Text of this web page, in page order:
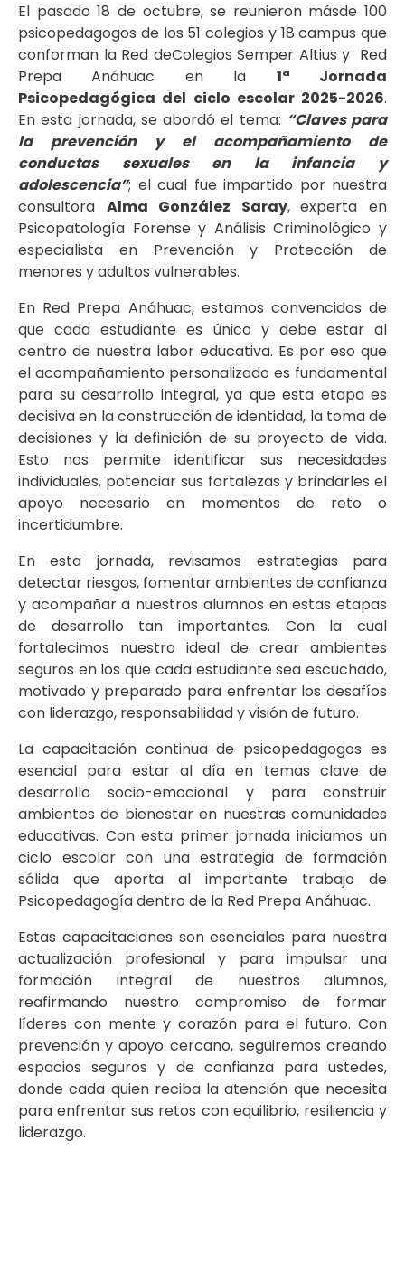
El pasado 18 de octubre, se reunieron másde 100
psicopedagogos de los 51 colegios y 18 campus que
conforman la Red deColegios Semper Altius y Red
Prepa Anáhuac en la 1ª Jornada
Psicopedagógica del ciclo escolar 2025-2026.
En esta jornada, se abordó el tema: “Claves para
la prevención y el acompañamiento de
conductas sexuales en la infancia y
adolescencia”; el cual fue impartido por nuestra
consultora Alma González Saray, experta en
Psicopatología Forense y Análisis Criminológico y
especialista en Prevención y Protección de
menores y adultos vulnerables.
En Red Prepa Anáhuac, estamos convencidos de
que cada estudiante es único y debe estar al
centro de nuestra labor educativa. Es por eso que
el acompañamiento personalizado es fundamental
para su desarrollo integral, ya que esta etapa es
decisiva en la construcción de identidad, la toma de
decisiones y la definición de su proyecto de vida.
Esto nos permite identificar sus necesidades
individuales, potenciar sus fortalezas y brindarles el
apoyo necesario en momentos de reto o
incertidumbre.
En esta jornada, revisamos estrategias para
detectar riesgos, fomentar ambientes de confianza
y acompañar a nuestros alumnos en estas etapas
de desarrollo tan importantes. Con la cual
fortalecimos nuestro ideal de crear ambientes
seguros en los que cada estudiante sea escuchado,
motivado y preparado para enfrentar los desafíos
con liderazgo, responsabilidad y visión de futuro.
La capacitación continua de psicopedagogos es
esencial para estar al día en temas clave de
desarrollo socio-emocional y para construir
ambientes de bienestar en nuestras comunidades
educativas. Con esta primer jornada iniciamos un
ciclo escolar con una estrategia de formación
sólida que aporta al importante trabajo de
Psicopedagogía dentro de la Red Prepa Anáhuac.
Estas capacitaciones son esenciales para nuestra
actualización profesional y para impulsar una
formación integral de nuestros alumnos,
reafirmando nuestro compromiso de formar
líderes con mente y corazón para el futuro. Con
prevención y apoyo cercano, seguiremos creando
espacios seguros y de confianza para ustedes,
donde cada quien reciba la atención que necesita
para enfrentar sus retos con equilibrio, resiliencia y
liderazgo.